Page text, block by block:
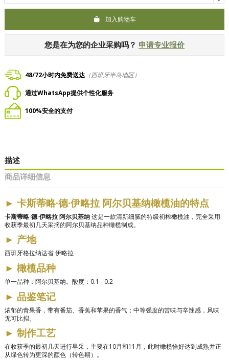
加入购物车
您是在为您的企业采购吗？ 申请专业报价
48/72小时内免费送达 （西班牙半岛地区）
通过WhatsApp提供个性化服务
100%安全的支付
描述
商品详细信息
► 卡斯蒂略·德·伊略拉 阿尔贝基纳橄榄油的特点
卡斯蒂略·德·伊略拉阿尔贝基纳这是一款清新细腻的特级初榨橄榄油，完全采用
收获季最初几天采摘的阿尔贝基纳品种橄榄制成。
► 产地
西班牙格拉纳达省 伊略拉
► 橄榄品种
单一品种：阿尔贝基纳。酸度：0.1 - 0.2
► 品鉴笔记
浓郁的青果香，带有番茄、香蕉和苹果的香气；中等强度的苦味与辛辣感，风味
无可比拟。
► 制作工艺
在收获季的最初几天进行早采，主要在10月和11月，此时橄榄恰好达到成熟并正
从绿色转为更深的颜色（转色期）。